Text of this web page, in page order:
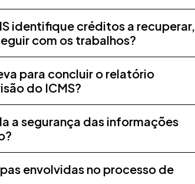
identifique créditos a recuperar,
com os trabalhos?
para concluir o relatório
do ICMS?
a segurança das informações
envolvidas no processo de